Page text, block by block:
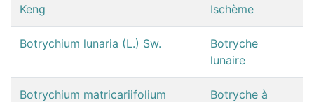
Keng
Ischème
Botrychium lunaria (L.) Sw.
Botryche
lunaire
Botrychium matricariifolium
Botryche à